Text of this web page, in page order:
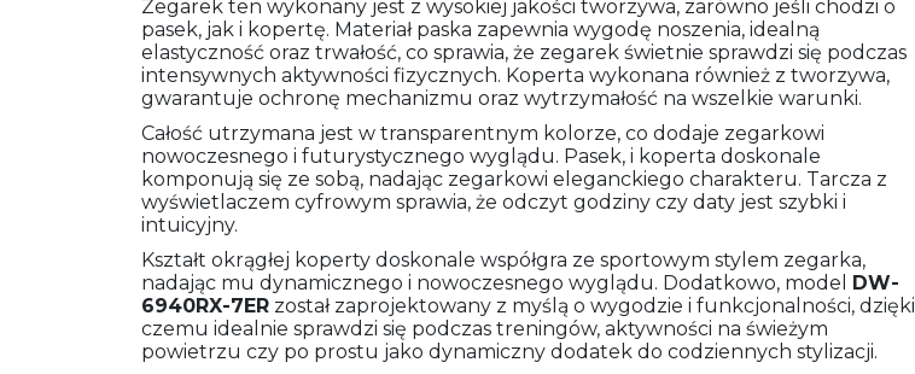
Zegarek ten wykonany jest z wysokiej jakości tworzywa, zarówno jeśli chodzi o
pasek, jak i kopertę. Materiał paska zapewnia wygodę noszenia, idealną
elastyczność oraz trwałość, co sprawia, że zegarek świetnie sprawdzi się podczas
intensywnych aktywności fizycznych. Koperta wykonana również z tworzywa,
gwarantuje ochronę mechanizmu oraz wytrzymałość na wszelkie warunki.
Całość utrzymana jest w transparentnym kolorze, co dodaje zegarkowi
nowoczesnego i futurystycznego wyglądu. Pasek, i koperta doskonale
komponują się ze sobą, nadając zegarkowi eleganckiego charakteru. Tarcza z
wyświetlaczem cyfrowym sprawia, że odczyt godziny czy daty jest szybki i
intuicyjny.
Kształt okrągłej koperty doskonale współgra ze sportowym stylem zegarka,
nadając mu dynamicznego i nowoczesnego wyglądu. Dodatkowo, model DW-
6940RX-7ER został zaprojektowany z myślą o wygodzie i funkcjonalności, dzięki
czemu idealnie sprawdzi się podczas treningów, aktywności na świeżym
powietrzu czy po prostu jako dynamiczny dodatek do codziennych stylizacji.